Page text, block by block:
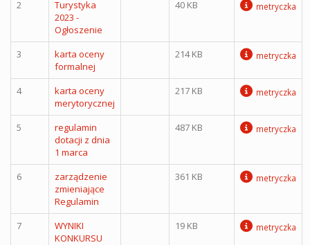
2
Turystyka
2023 -
Ogłoszenie
40 KB metryczka
3
karta oceny
formalnej
214 KB metryczka
4
karta oceny
merytorycznej
217 KB metryczka
5
regulamin
dotacji z dnia
1 marca
487 KB metryczka
6
zarządzenie
zmieniające
Regulamin
361 KB metryczka
7
WYNIKI
KONKURSU
19 KB metryczka